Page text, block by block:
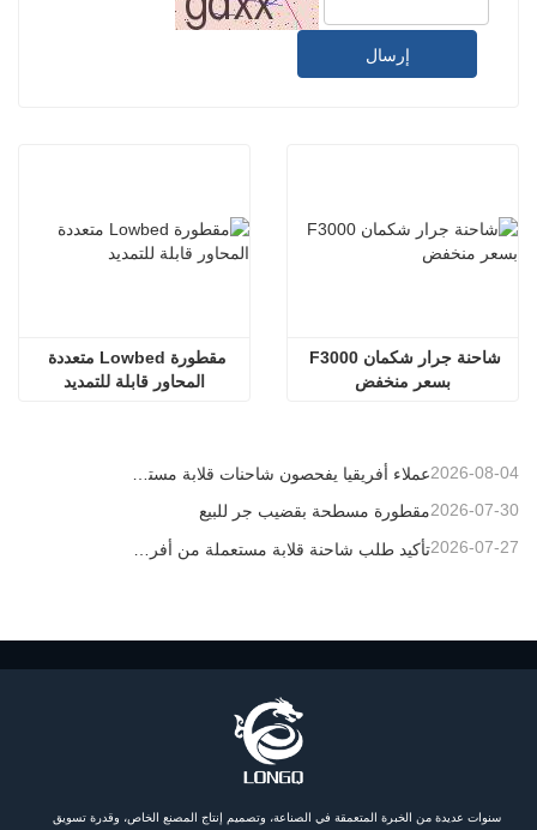
إرسال
المحاور قابلة للتمديد
بسعر منخفض
2026-08-04
مقطورة مسطحة بقضيب جر للبيع2026-07-30
2026-07-27
سنوات عديدة من الخبرة المتعمقة في الصناعة، وتصميم إنتاج المصنع الخاص، وقدرة تسويق